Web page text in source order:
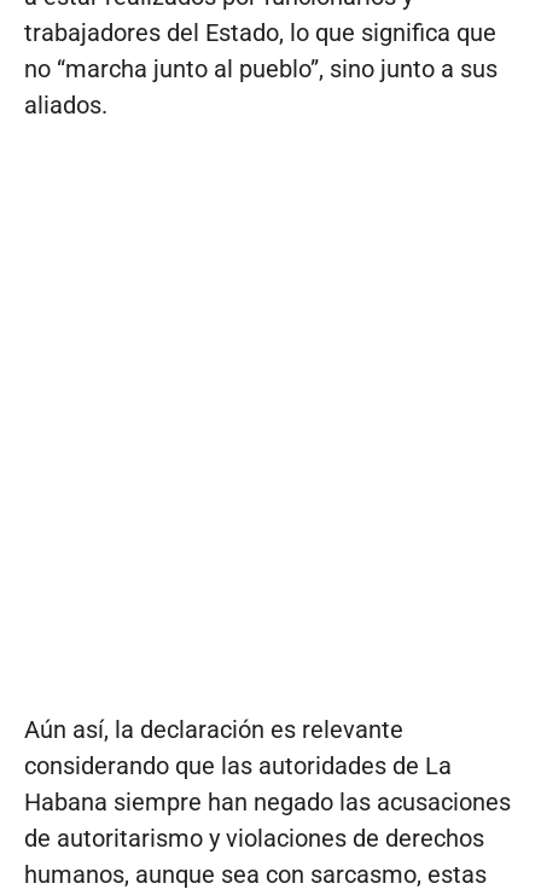
trabajadores del Estado, lo que significa que
no “marcha junto al pueblo”, sino junto a sus
aliados.
Aún así, la declaración es relevante
considerando que las autoridades de La
Habana siempre han negado las acusaciones
de autoritarismo y violaciones de derechos
humanos, aunque sea con sarcasmo, estas